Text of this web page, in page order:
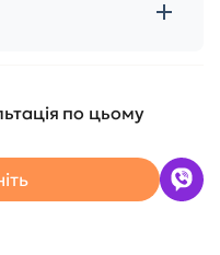
по цьому